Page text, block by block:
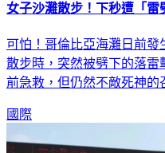
女子沙灘散步！下秒遭「
可怕！哥倫比亞海灘日前發
散步時，突然被劈下的落雷
前急救，但仍然不敵死神的
國際